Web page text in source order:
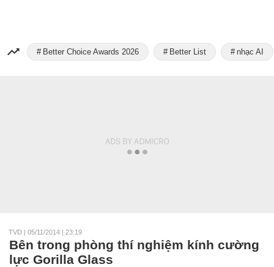
Better Choice Awards 2026 Better List nhạc AI
TVD | 05/11/2014 | 23:19
Bên trong phòng thí nghiệm kính cường
lực Gorilla Glass